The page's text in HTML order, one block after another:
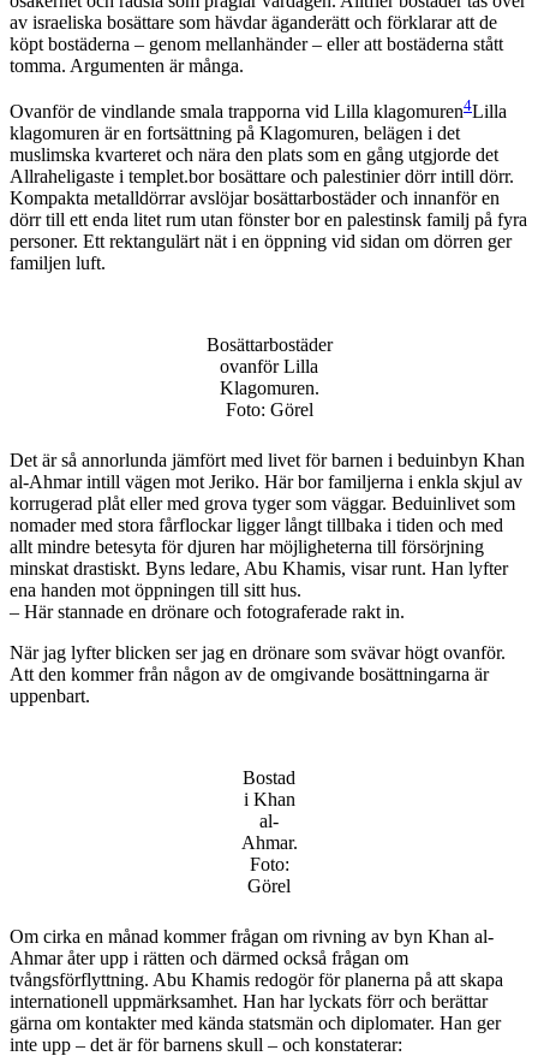
av israeliska bosättare som hävdar äganderätt och förklarar att de
köpt bostäderna – genom mellanhänder – eller att bostäderna stått
tomma. Argumenten är många.
Ovanför de vindlande smala trapporna vid Lilla klagomuren4Lilla
klagomuren är en fortsättning på Klagomuren, belägen i det
muslimska kvarteret och nära den plats som en gång utgjorde det
Allraheligaste i templet.bor bosättare och palestinier dörr intill dörr.
Kompakta metalldörrar avslöjar bosättarbostäder och innanför en
dörr till ett enda litet rum utan fönster bor en palestinsk familj på fyra
personer. Ett rektangulärt nät i en öppning vid sidan om dörren ger
familjen luft.
Bosättarbostäder
ovanför Lilla
Klagomuren.
Foto: Görel
Det är så annorlunda jämfört med livet för barnen i beduinbyn Khan
al-Ahmar intill vägen mot Jeriko. Här bor familjerna i enkla skjul av
korrugerad plåt eller med grova tyger som väggar. Beduinlivet som
nomader med stora fårflockar ligger långt tillbaka i tiden och med
allt mindre betesyta för djuren har möjligheterna till försörjning
minskat drastiskt. Byns ledare, Abu Khamis, visar runt. Han lyfter
ena handen mot öppningen till sitt hus.
– Här stannade en drönare och fotograferade rakt in.
När jag lyfter blicken ser jag en drönare som svävar högt ovanför.
Att den kommer från någon av de omgivande bosättningarna är
uppenbart.
Bostad
i Khan
al-
Ahmar.
Foto:
Görel
Om cirka en månad kommer frågan om rivning av byn Khan al-
Ahmar åter upp i rätten och därmed också frågan om
tvångsförflyttning. Abu Khamis redogör för planerna på att skapa
internationell uppmärksamhet. Han har lyckats förr och berättar
gärna om kontakter med kända statsmän och diplomater. Han ger
inte upp – det är för barnens skull – och konstaterar: